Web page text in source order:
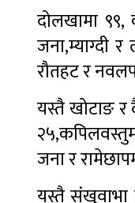
दोलखामा
जना,म्याग्दी
रौतहट र
यस्तै खोटाङ र
जना र
यस्तै संखुवाभा